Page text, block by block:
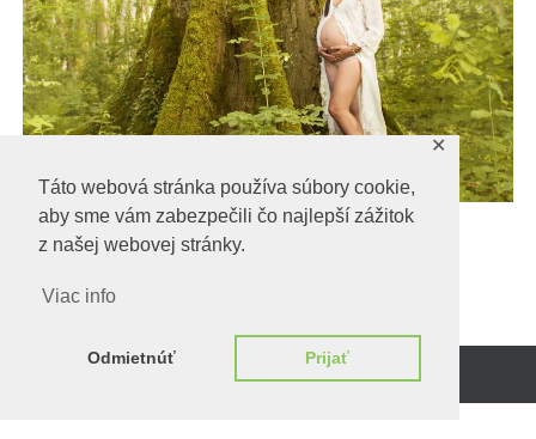
Táto webová stránka používa súbory cookie,
aby sme vám zabezpečili čo najlepší zážitok
z našej webovej stránky.
Viac info
Odmietnúť Prijať
✕
tehotenstvo-les-žena-1576443-freepixabay
Beží naWordPress.